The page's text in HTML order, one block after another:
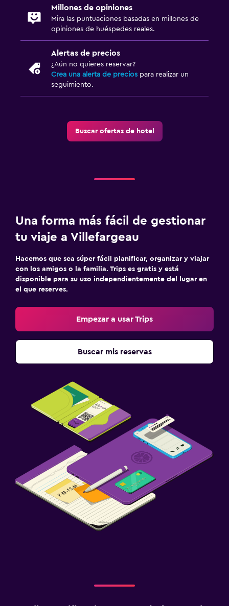
Comedor
Ping pong
Millones de opiniones
Mira las puntuaciones basadas en millones de
opiniones de huéspedes reales.
Alertas de precios
¿Aún no quieres reservar?
Crea una alerta de precios para realizar un
seguimiento.
Buscar ofertas de hotel
Una forma más fácil de gestionar
tu viaje a Villefargeau
Hacemos que sea súper fácil planificar, organizar y viajar
con los amigos o la familia. Trips es gratis y está
disponible para su uso independientemente del lugar en
el que reserves.
Empezar a usar Trips
Buscar mis reservas